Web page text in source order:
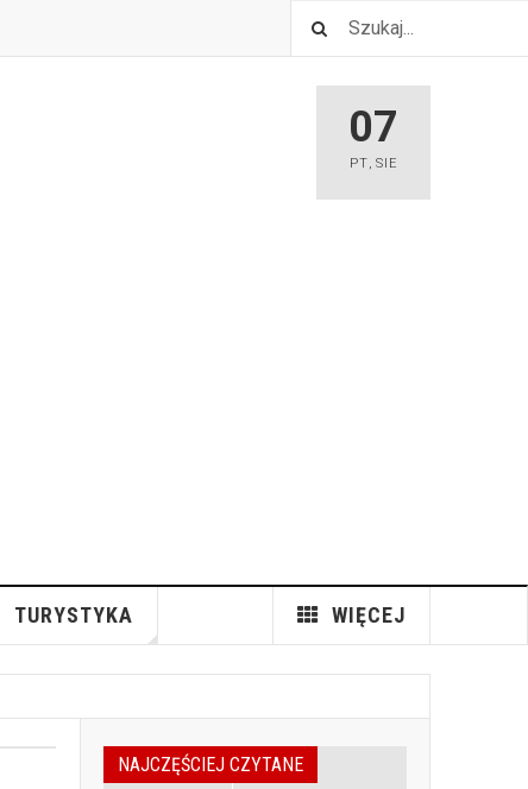
07
PT, SIE
TURYSTYKA WIĘCEJ
NAJCZĘŚCIEJ CZYTANE